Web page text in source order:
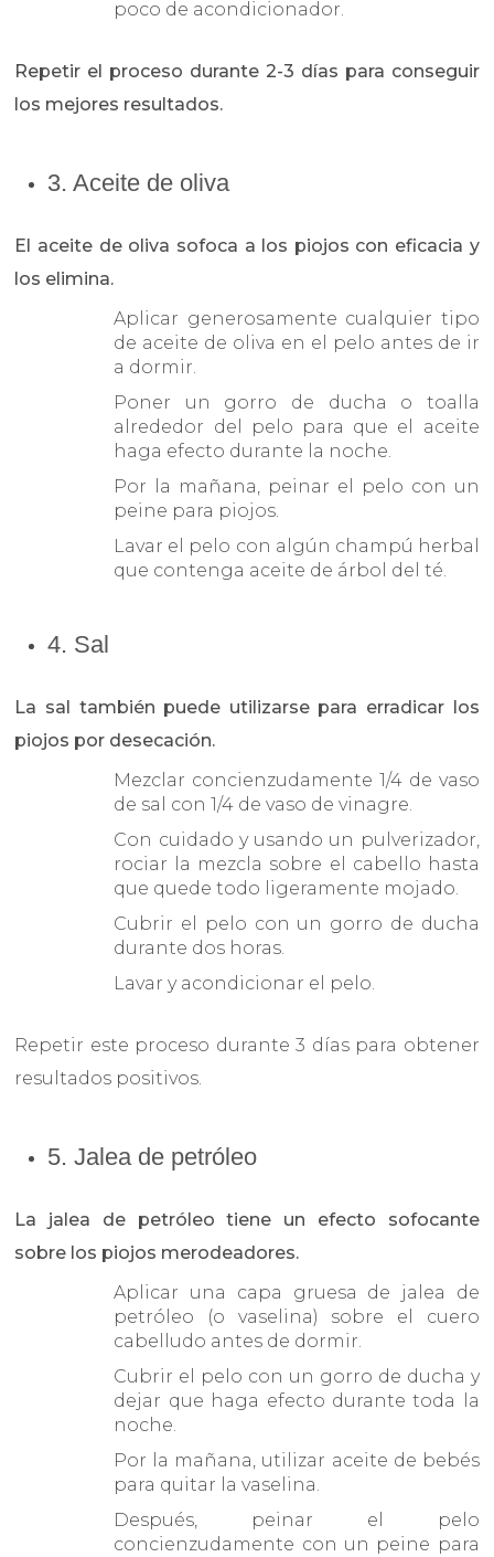
poco de acondicionador.
Repetir el proceso durante 2-3 días para conseguir
los mejores resultados.
3. Aceite de oliva
El aceite de oliva sofoca a los piojos con eficacia y
los elimina.
Aplicar generosamente cualquier tipo
de aceite de oliva en el pelo antes de ir
a dormir.
Poner un gorro de ducha o toalla
alrededor del pelo para que el aceite
haga efecto durante la noche.
Por la mañana, peinar el pelo con un
peine para piojos.
Lavar el pelo con algún champú herbal
que contenga aceite de árbol del té.
4. Sal
La sal también puede utilizarse para erradicar los
piojos por desecación.
Mezclar concienzudamente 1/4 de vaso
de sal con 1/4 de vaso de vinagre.
Con cuidado y usando un pulverizador,
rociar la mezcla sobre el cabello hasta
que quede todo ligeramente mojado.
Cubrir el pelo con un gorro de ducha
durante dos horas.
Lavar y acondicionar el pelo.
Repetir este proceso durante 3 días para obtener
resultados positivos.
5. Jalea de petróleo
La jalea de petróleo tiene un efecto sofocante
sobre los piojos merodeadores.
Aplicar una capa gruesa de jalea de
petróleo (o vaselina) sobre el cuero
cabelludo antes de dormir.
Cubrir el pelo con un gorro de ducha y
dejar que haga efecto durante toda la
noche.
Por la mañana, utilizar aceite de bebés
para quitar la vaselina.
Después, peinar el pelo
concienzudamente con un peine para